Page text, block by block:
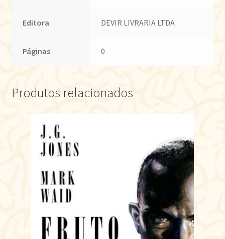
Editora DEVIR LIVRARIA LTDA
Páginas 0
Produtos relacionados